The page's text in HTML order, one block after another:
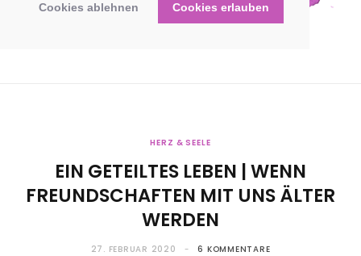
Cookies ablehnen Cookies erlauben
HERZ & SEELE
EIN GETEILTES LEBEN | WENN
FREUNDSCHAFTEN MIT UNS ÄLTER
WERDEN
27. FEBRUAR 2020 6 KOMMENTARE